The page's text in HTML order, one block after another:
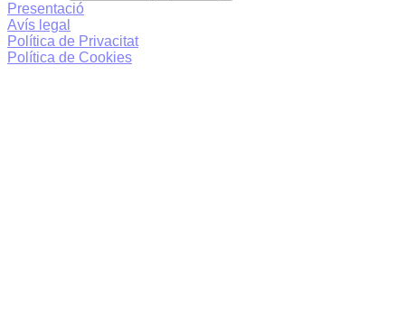
Presentació
Avís legal
Política de Privacitat
Política de Cookies